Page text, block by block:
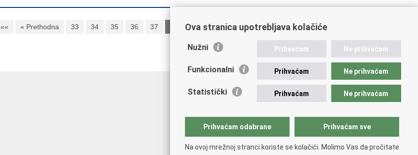
«« « Prethodna 33 34 35 36 37 39 40 41 42 Sljedeća » »»
Ova stranica upotrebljava kolačiće
Nužni Prihvaćam Ne prihvaćam
Funkcionalni Prihvaćam Ne prihvaćam
Statistički Prihvaćam Ne prihvaćam
Prihvaćam odabrane Prihvaćam sve
Na ovoj mrežnoj stranci koriste se kolačići. Molimo Vas da pročitate